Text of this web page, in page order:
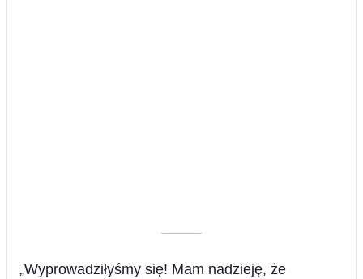
––––––––––
„Wyprowadziłyśmy się! Mam nadzieję, że